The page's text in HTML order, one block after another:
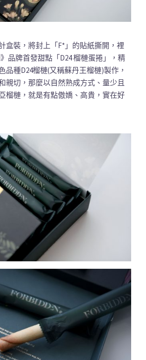
盒裝，將封上「F*」的貼紙撕開，裡
品牌首發甜點「D24 榴槤蛋捲」，精
品種D24榴槤(又稱蘇丹王榴槤)製作，
親切，那麼以自然熟成方式、量少且
榴槤，就是有點傲嬌、高貴，實在好